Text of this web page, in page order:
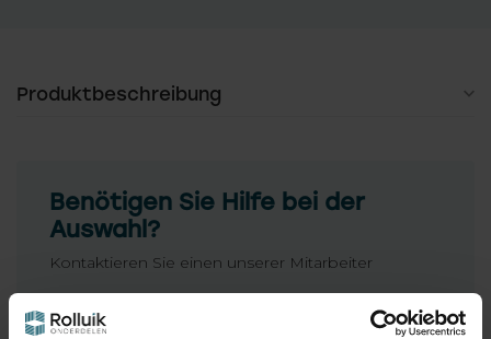
Produktbeschreibung
Benötigen Sie Hilfe bei der
Auswahl?
Kontaktieren Sie einen unserer Mitarbeiter
Fragen Sie uns